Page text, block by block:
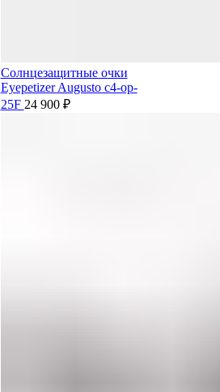
Солнцезащитные очки
Eyepetizer Augusto c4-op-
25F 24 900 ₽